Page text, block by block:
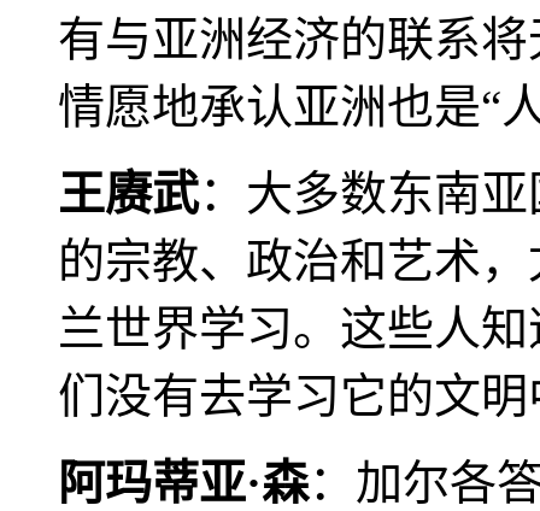
有与亚洲经济的联系
情愿地承认亚洲也是“
王赓武：大多数东南
的宗教、政治和艺术
兰世界学习。这些人
们没有去学习它的文
阿玛蒂亚·森：加尔各